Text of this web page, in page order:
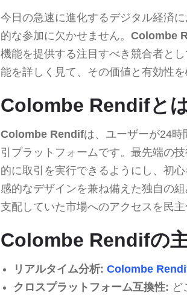
今日の急速に進化するデジタル経済
的な参加に欠かせません。 Colombe
機能を提供する注目すべき競合者と
能を詳しく見て、その価値と有効性を
Colombe Rendifと
Colombe Rendifは、ユーザーが24
引プラットフォームです。最先端の技
的に取引を実行できるようにし、初
感的なデザインを兼ね備えた独自の
支配していた市場へのアクセスを民主
Colombe Rendifの
リアルタイム分析: Colombe
クロスプラットフォーム互換性: ど